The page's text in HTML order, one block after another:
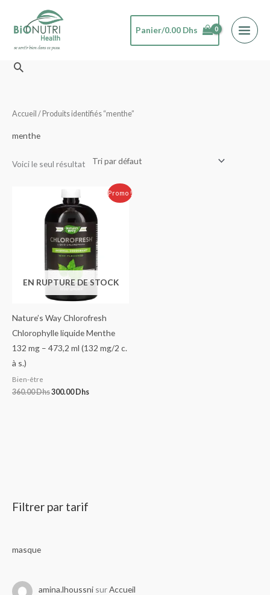
contenu
Panier/0.00 Dhs
Rechercher
Filtrer par tarif
masque
amina.lhoussni surAccueil
Accueil / Produits identifiés “menthe”
menthe
Voici le seul résultat
Promo !
EN RUPTURE DE STOCK
Nature’s Way Chlorofresh
Chlorophylle liquide Menthe
132 mg – 473,2 ml (132 mg/2 c.
à s.)
Bien-être
360.00Dhs
prix
initial
était :
360.00 Dhs.
300.00Dhs
actuel
est :
300.00 Dhs.